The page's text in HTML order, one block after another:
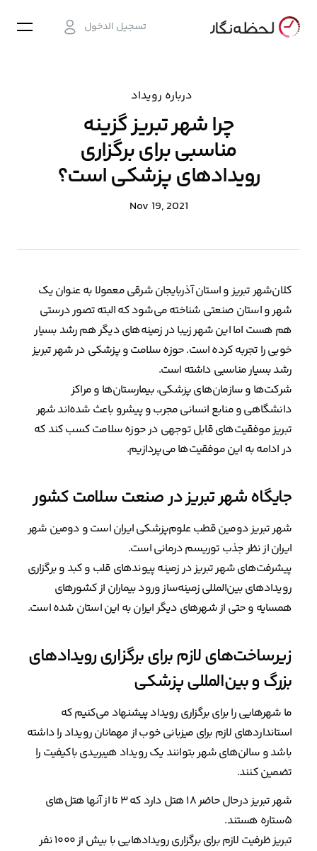
تسجيل الدخول
درباره رویداد
چرا شهر تبریز گزینه
مناسبی برای برگزاری
رویدادهای پزشکی است؟
Nov 19, 2021
کلان‌شهر تبریز و استان آذربایجان شرقی معمولا به عنوان یک
شهر و استان صنعتی شناخته می‌شود که البته تصور درستی
هم هست اما این شهر زیبا در زمینه‌های دیگر هم رشد بسیار
خوبی را تجربه کرده است. حوزه سلامت و پزشکی در شهر تبریز
رشد بسیار مناسبی داشته است.
شرکت‌ها و سازمان‌های پزشکی، بیمارستان‌ها و مراکز
دانشگاهی و منابع انسانی مجرب و پیشرو باعث شده‌اند شهر
تبریز موفقیت‌های قابل توجهی در حوزه سلامت کسب کند که
در ادامه به این موفقیت‌ها می‌پردازیم.
جایگاه شهر تبریز در صنعت سلامت کشور
شهر تبریز دومین قطب علوم‌پزشکی ایران است و دومین شهر
ایران از نظر جذب توریسم درمانی است.
پیشرفت‌های شهر تبریز در زمینه پیوندهای قلب و کبد و برگزاری
رویدادهای بین‌المللی زمینه‌ساز ورود بیماران از کشورهای
همسایه و حتی از شهرهای دیگر ایران به این استان شده است.
زیرساخت‌های لازم برای برگزاری رویدادهای
بزرگ و بین‌المللی پزشکی
ما شهرهایی را برای برگزاری رویداد پیشنهاد می‌کنیم که
استانداردهای لازم برای میزبانی خوب از مهمانان رویداد را داشته
باشد و سالن‌های شهر بتوانند یک رویداد هیبریدی باکیفیت را
تضمین کنند.
شهر تبریز درحال حاضر ۱۸ هتل دارد که ۳ تا از آنها هتل‌های
۵ستاره هستند.
تبریز ظرفیت لازم برای برگزاری رویدادهایی با بیش از ۱۰۰۰ نفر